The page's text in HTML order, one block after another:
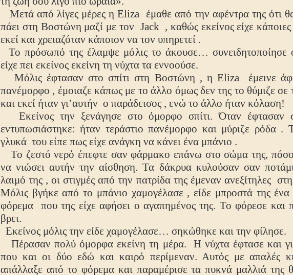
Μετά από λίγες μέρες ηEliza έμαθε από την αφέντρα της ότι
πάει στη Βοστώνη μαζί με τον Jack , καθώς εκείνος είχε
εκεί και χρειαζόταν κάποιον να τον υπηρετεί .
Το πρόσωπό της έλαμψε μόλις το άκουσε… συνειδητοποίησε
είχε πει εκείνος εκείνη τη νύχτα τα εννοούσε.
Μόλις έφτασαν στο σπίτι στη Βοστώνη , η Eliza
έμεινε
πανέμορφο , έμοιαζε κάπως με το άλλο όμως δεν της το θύμιζε σε
και εκεί ήταν γι’αυτήν ο παράδεισος , ενώ το άλλο ήταν κόλαση!
Εκείνος την ξενάγησε στο όμορφο σπίτι. Όταν έφτασαν
εντυπωσιάστηκε: ήταν τεράστιο πανέμορφο και μύριζε ρόδα .
γλυκά του είπε πως είχε ανάγκη να κάνει ένα μπάνιο .
Το ζεστό νερό έπεφτε σαν φάρμακο επάνω στο σώμα της, πόσο
να νιώσει αυτήν την αίσθηση. Τα δάκρυα κυλούσαν σαν
λαιμό της , οι στιγμές από την πατρίδα της έμεναν ανεξίτηλες
Μόλις βγήκε από το μπάνιο χαμογέλασε , είδε μπροστά της
φόρεμα
που της είχε αφήσει ο αγαπημένος της. Το φόρεσε και
βρει.
Εκείνος μόλις την είδε χαμογέλασε… σηκώθηκε και την φίλησε.
Πέρασαν πολύ όμορφα εκείνη τη μέρα.
Η νύχτα έφτασε και
που και οι δύο εδώ και καιρό περίμεναν. Αυτός με απαλές
απάλλαξε από το φόρεμα και παραμέρισε τα πυκνά μαλλιά της